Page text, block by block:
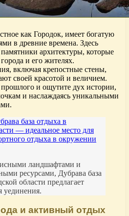
как Городок, имеет богатую
в древние времена. Здесь
архитектуры, которые
и его жителях.
включая крепостные стены,
своей красотой и величием.
и ощутите дух истории,
и наслаждаясь уникальными
база отдыха в
— идеальное место для
отдыха в окружении
ландшафтами и
ресурсами, Дубрава база
области предлагает
уединения.
и активный отдых